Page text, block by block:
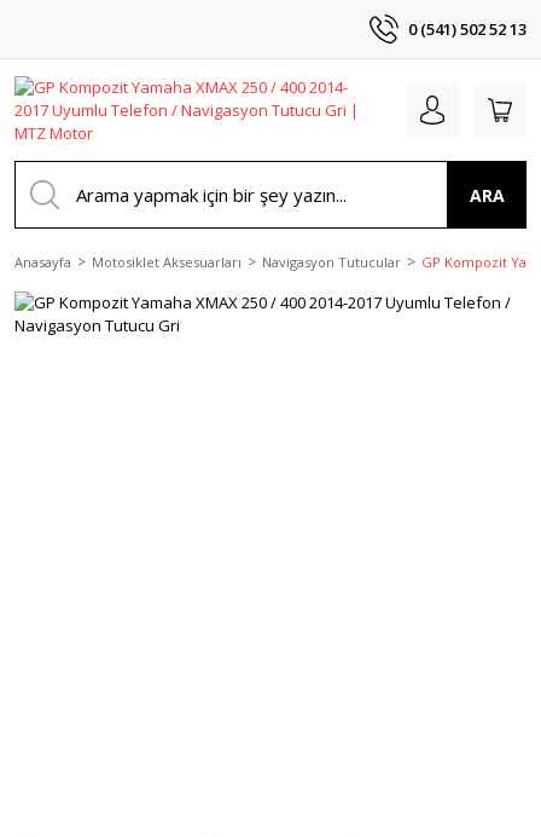
0 (541) 502 52 13
ARA
Anasayfa Motosiklet Aksesuarları Navigasyon Tutucular GP Kompozit